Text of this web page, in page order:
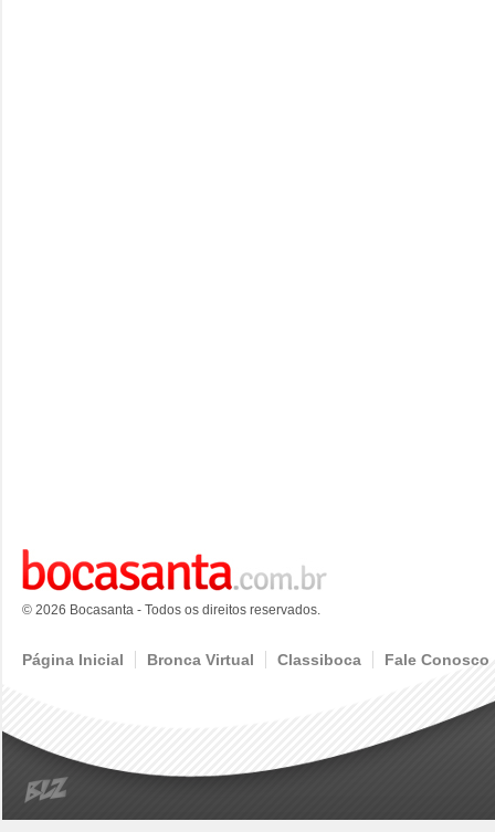
© 2026 Bocasanta - Todos os direitos reservados.
Página Inicial Bronca Virtual Classiboca Fale Conosco